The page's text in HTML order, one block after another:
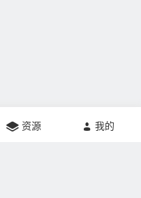
资源 我的